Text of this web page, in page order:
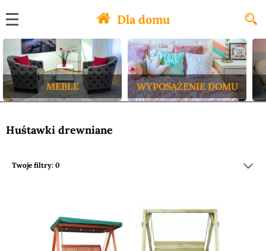
Dla domu
MEBLE WYPOSAŻENIE DOMU
Huśtawki drewniane
Twoje filtry: 0